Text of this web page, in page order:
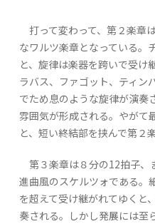
打って変わって、第２楽章
なワルツ楽章となっている。
と、旋律は楽器を跨いで受け
ラバス、ファゴット、ティン
でため息のような旋律が演奏
雰囲気が形成される。やがて
と、短い終結部を挟んで第２
第３楽章は８分の12拍子、
進曲風のスケルツォである。
を超えて受け継がれてゆくと
奏される。しかし発展には至